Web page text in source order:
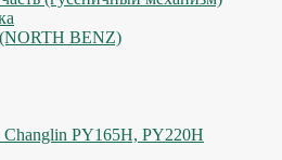
BENZ)
PY165H, PY220H